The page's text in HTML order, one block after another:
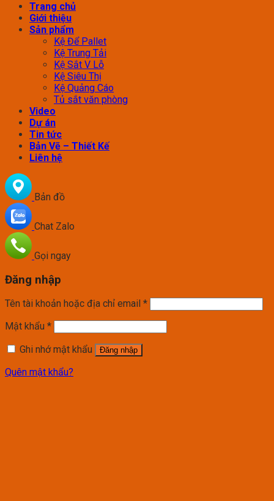
Trang chủ
Giới thiệu
Sản phẩm
Kệ Để Pallet
Kệ Trung Tải
Kệ Sắt V Lỗ
Kệ Siêu Thị
Kệ Quảng Cáo
Tủ sắt văn phòng
Video
Dự án
Tin tức
Bản Vẽ – Thiết Kế
Liên hệ
Bản đồ
Chat Zalo
Gọi ngay
Đăng nhập
Tên tài khoản hoặc địa chỉ email *
Mật khẩu *
Ghi nhớ mật khẩu
Đăng nhập
Quên mật khẩu?